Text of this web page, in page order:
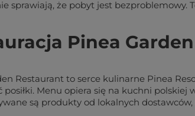
sprawiają, że pobyt jest bezproblemowy.
Pinea Garden
Restaurant to serce kulinarne Pinea
posiłki. Menu opiera się na kuchni
są produkty od lokalnych